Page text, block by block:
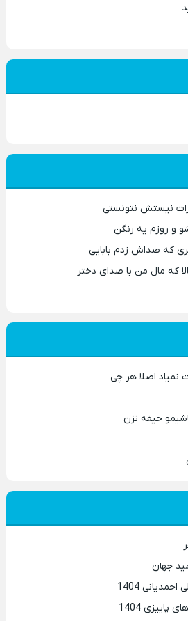
نیستش نتونستی
و روزم یه رنگن
که صداش زدم بابایی
که مال من با صدای دختر
نمیاد اصلا هر چی
حیفه نزن
جهان
1404
1404